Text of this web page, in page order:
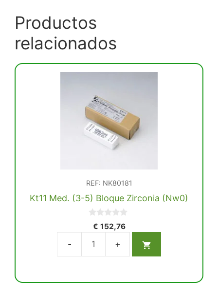
Productos
relacionados
REF: NK80181
Kt11 Med. (3-5) Bloque Zirconia (Nw0)
d
5
€ 152,76
Kt11